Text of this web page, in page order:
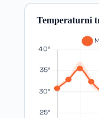
Temperaturni